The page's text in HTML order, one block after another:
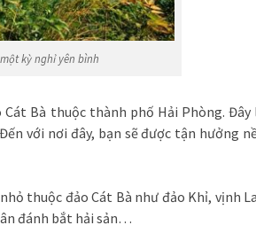
kỳ nghỉ yên bình
Cát Bà thuộc thành phố Hải Phòng. Đây
với nơi đây, bạn sẽ được tận hưởng
thuộc đảo Cát Bà như đảo Khỉ, vịnh
đánh bắt hải sản…